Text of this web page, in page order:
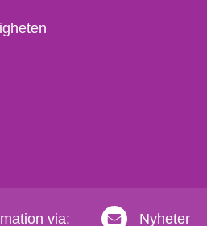
via: Nyheter